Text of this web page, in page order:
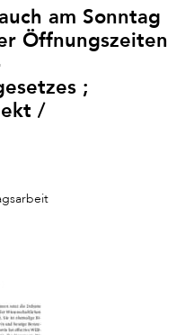
am Sonntag
Öffnungszeiten
;
/